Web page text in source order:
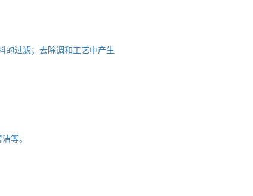
的过滤；去除调和工艺中产生
等。